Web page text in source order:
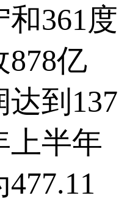
361度
亿
到137
上半年